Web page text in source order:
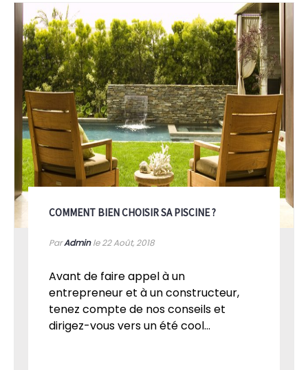
COMMENT BIEN CHOISIR SA PISCINE ?
ParAdminle 22Août, 2018
Avant de faire appel à un
entrepreneur et à un constructeur,
tenez compte de nos conseils et
dirigez-vous vers un été cool...